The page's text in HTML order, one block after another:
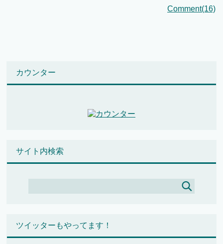
Comment(16)
カウンター
サイト内検索
ツイッターもやってます！